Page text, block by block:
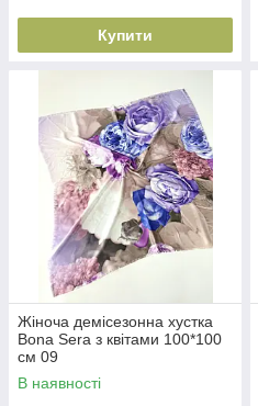
Купити
Жіноча демісезонна хустка
Bona Sera з квітами 100*100
см 09
В наявності